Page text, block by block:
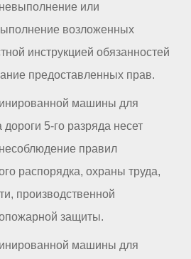
невыполнение или
возложенных
инструкцией обязанностей
предоставленных прав.
машины для
5-го разряда несет
правил
распорядка, охраны труда,
производственной
защиты.
машины для